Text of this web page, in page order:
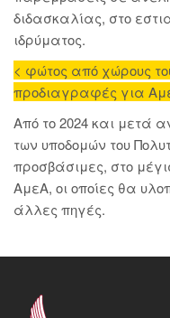
διδασκαλίας, στο
ιδρύματος.
< φώτος από χώρους
προδιαγραφές για
Από το 2024 και μετά
των υποδομών του
προσβάσιμες, στο
ΑμεΑ, οι οποίες θα
άλλες πηγές.